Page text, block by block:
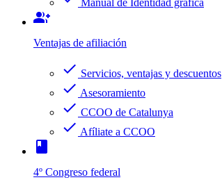
Manual de Identidad grafica
group_add
Ventajas de afiliación
check Servicios, ventajas y descuentos
check Asesoramiento
check CCOO de Catalunya
check Afíliate a CCOO
book
4º Congreso federal